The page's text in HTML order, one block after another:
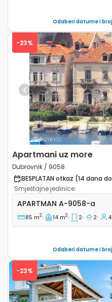
Odaberi datume i
Previous
-23%
Apartmani uz more
Dubrovnik / 9058
BESPLATAN otkaz (14 dana
Smještajne jedinice:
Dvosobni apartman
APARTMAN A-9058-a
85 m2 14 m2 2 2 4
Odaberi datume i
-23%